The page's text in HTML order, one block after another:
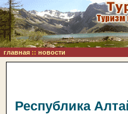
главная :: новости
Республика